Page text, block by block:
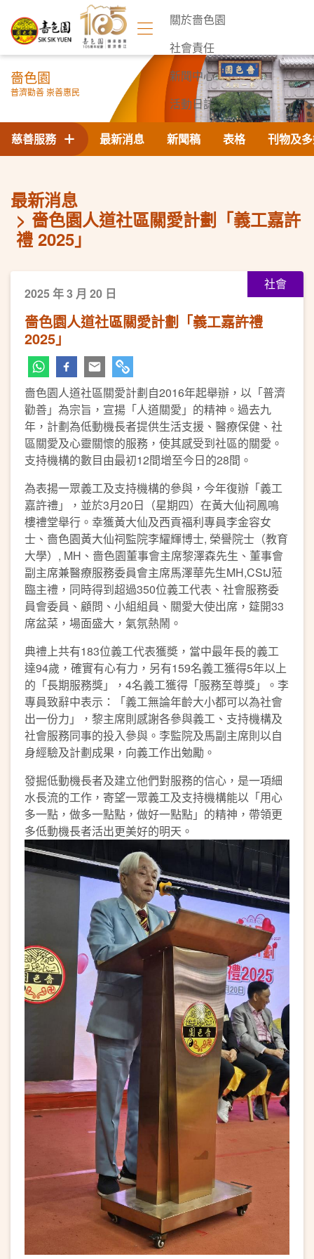
關於嗇色園
社會責任
新聞中心
活動日誌
聯絡我們
嗇色園
普濟勸善 崇善惠民
最新消息 新聞稿 表格 刊物及
慈善服務
最新消息
嗇色園人道社區關愛計劃「義工嘉許
禮 2025」
社會
2025 年 3 月 20 日
嗇色園人道社區關愛計劃「義工嘉許禮
2025」
嗇色園人道社區關愛計劃自2016年起舉辦，以「普濟
勸善」為宗旨，宣揚「人道關愛」的精神。過去九
年，計劃為低動機長者提供生活支援、醫療保健、社
區關愛及心靈關懷的服務，使其感受到社區的關愛。
支持機構的數目由最初12間增至今日的28間。
為表揚一眾義工及支持機構的參與，今年復辦「義工
嘉許禮」，並於3月20日（星期四）在黃大仙祠鳳鳴
樓禮堂舉行。幸獲黃大仙及西貢福利專員李金容女
士、嗇色園黃大仙祠監院李耀輝博士, 榮譽院士（教育
大學）, MH、嗇色園董事會主席黎澤森先生、董事會
副主席兼醫療服務委員會主席馬澤華先生MH,CStJ蒞
臨主禮，同時得到超過350位義工代表、社會服務委
員會委員、顧問、小組組員、關愛大使出席，筵開33
席盆菜，場面盛大，氣氛熱鬧。
典禮上共有183位義工代表獲奬，當中最年長的義工
達94歲，確實有心有力，另有159名義工獲得5年以上
的「長期服務獎」，4名義工獲得「服務至尊獎」。李
專員致辭中表示：「義工無論年齡大小都可以為社會
出一份力」，黎主席則感謝各參與義工、支持機構及
社會服務同事的投入參與。李監院及馬副主席則以自
身經驗及計劃成果，向義工作出勉勵。
發掘低動機長者及建立他們對服務的信心，是一項細
水長流的工作，寄望一眾義工及支持機構能以「用心
多一點，做多一點點，做好一點點」的精神，帶領更
多低動機長者活出更美好的明天。